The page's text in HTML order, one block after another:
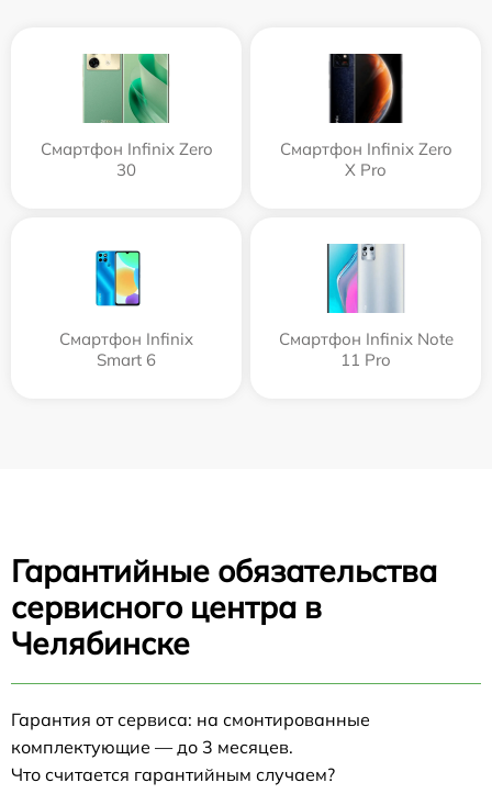
Смартфон Infinix Zero
30
Смартфон Infinix Zero
X Pro
Смартфон Infinix
Smart 6
Смартфон Infinix Note
11 Pro
Гарантийные обязательства
сервисного центра в
Челябинске
Гарантия от сервиса: на смонтированные
комплектующие — до 3 месяцев.
Что считается гарантийным случаем?